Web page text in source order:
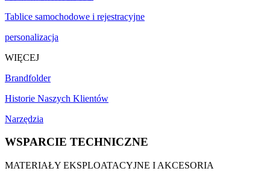
Tablice samochodowe i rejestracyjne
personalizacja
WIĘCEJ
Brandfolder
Historie Naszych Klientów
Narzędzia
WSPARCIE TECHNICZNE
MATERIAŁY EKSPLOATACYJNE I AKCESORIA